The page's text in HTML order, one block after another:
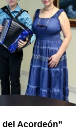
del Acordeón”